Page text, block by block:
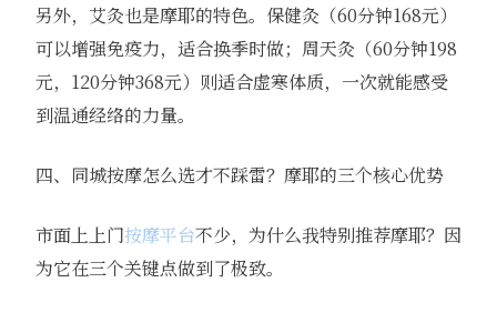
另外，艾灸也是摩耶的特色。保健灸（60分钟168元）
可以增强免疫力，适合换季时做；周天灸（60分钟198
元，120分钟368元）则适合虚寒体质，一次就能感受
到温通经络的力量。
四、同城按摩怎么选才不踩雷？摩耶的三个核心优势
市面上上门按摩平台不少，为什么我特别推荐摩耶？因
为它在三个关键点做到了极致。